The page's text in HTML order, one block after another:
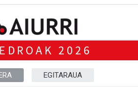
2026
EGITARAUA